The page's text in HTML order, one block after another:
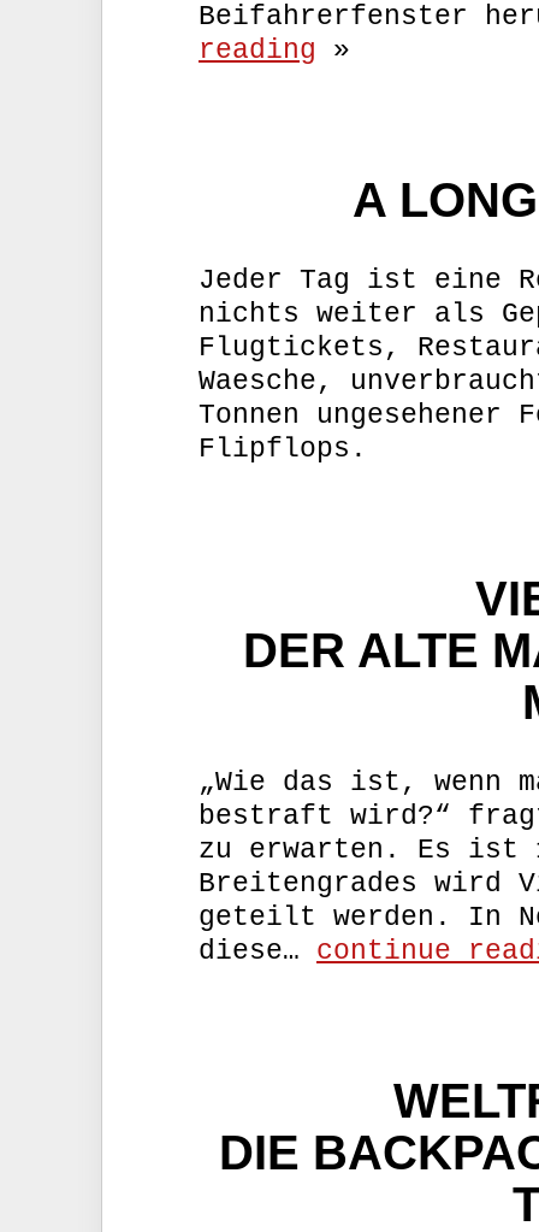
Beifahrerfenster
reading »
A
Jeder Tag ist eine
nichts weiter als
Flugtickets,
Waesche,
Tonnen ungesehener
Flipflops.
DER ALTE
„Wie das ist, wenn
bestraft wird?“
zu erwarten. Es ist
Breitengrades wird
geteilt werden. In
diese… continue
DIE